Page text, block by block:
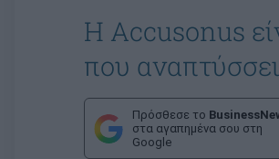
H Accusonus
που
Πρόσθεσε το
στα αγαπημένα σου στη
Google